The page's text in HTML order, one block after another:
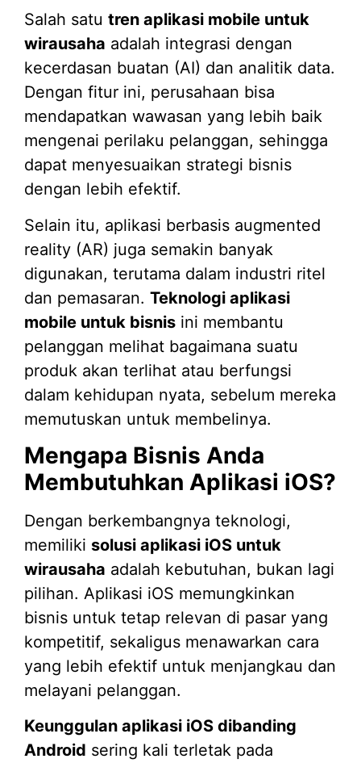
Salah satu tren aplikasi mobile untuk
wirausaha adalah integrasi dengan
kecerdasan buatan (AI) dan analitik data.
Dengan fitur ini, perusahaan bisa
mendapatkan wawasan yang lebih baik
mengenai perilaku pelanggan, sehingga
dapat menyesuaikan strategi bisnis
dengan lebih efektif.
Selain itu, aplikasi berbasis augmented
reality (AR) juga semakin banyak
digunakan, terutama dalam industri ritel
dan pemasaran. Teknologi aplikasi
mobile untuk bisnis ini membantu
pelanggan melihat bagaimana suatu
produk akan terlihat atau berfungsi
dalam kehidupan nyata, sebelum mereka
memutuskan untuk membelinya.
Mengapa Bisnis Anda
Membutuhkan Aplikasi iOS?
Dengan berkembangnya teknologi,
memiliki solusi aplikasi iOS untuk
wirausaha adalah kebutuhan, bukan lagi
pilihan. Aplikasi iOS memungkinkan
bisnis untuk tetap relevan di pasar yang
kompetitif, sekaligus menawarkan cara
yang lebih efektif untuk menjangkau dan
melayani pelanggan.
Keunggulan aplikasi iOS dibanding
Android sering kali terletak pada